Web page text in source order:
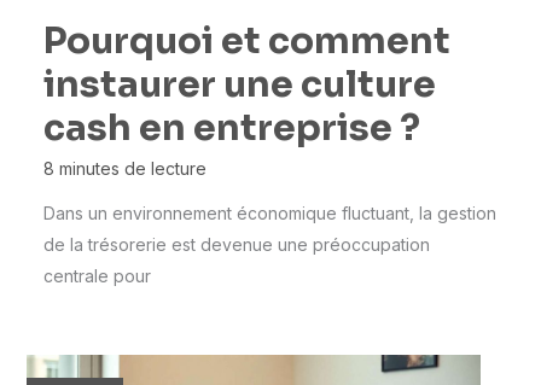
Pourquoi et comment
instaurer une culture
cash en entreprise ?
8 minutes de lecture
Dans un environnement économique fluctuant, la gestion
de la trésorerie est devenue une préoccupation
centrale pour